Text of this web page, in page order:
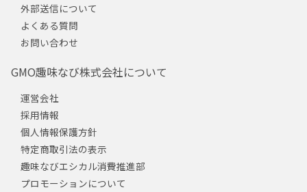
外部送信について
よくある質問
お問い合わせ
GMO趣味なび株式会社について
運営会社
採用情報
個人情報保護方針
特定商取引法の表示
趣味なびエシカル消費推進部
プロモーションについて